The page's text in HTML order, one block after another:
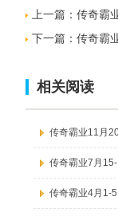
上一篇： 传奇霸
下一篇： 传奇霸
相关阅读
传奇霸业11月
传奇霸业7月
传奇霸业4月1-